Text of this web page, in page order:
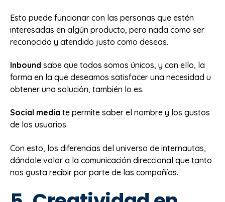
Esto puede funcionar con las personas que estén
interesadas en algún producto, pero nada como ser
reconocido y atendido justo como deseas.
Inbound sabe que todos somos únicos, y con ello, la
forma en la que deseamos satisfacer una necesidad u
obtener una solución, también lo es.
Social media te permite saber el nombre y los gustos
de los usuarios.
Con esto, los diferencias del universo de internautas,
dándole valor a la comunicación direccional que tanto
nos gusta recibir por parte de las compañías.